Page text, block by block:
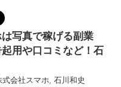
写真で稼げる副業
用や口コミなど！石
式会社スマホ 石川和史